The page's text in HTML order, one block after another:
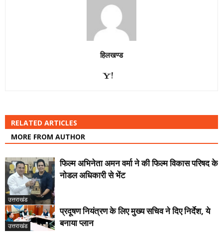
हिलखण्ड
RELATED ARTICLES
MORE FROM AUTHOR
उत्तराखंड
फिल्म अभिनेता अमन वर्मा ने की फिल्म विकास परिषद के
नोडल अधिकारी से भेंट
उत्तराखंड
प्रदूषण नियंत्रण के लिए मुख्य सचिव ने दिए निर्देश, ये
बनाया प्लान